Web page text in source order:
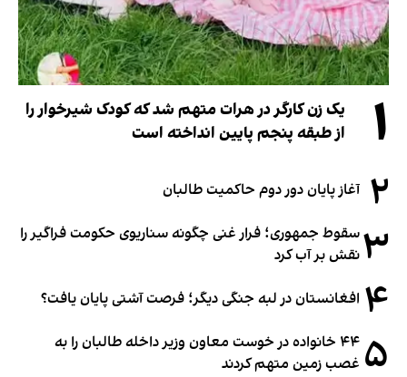
۱
یک زن کارگر در هرات متهم شد که کودک شیرخوار را
از طبقه پنجم پایین انداخته است
۲ آغاز پایان دور دوم حاکمیت طالبان
۳سقوط جمهوری؛ فرار غنی چگونه سناریوی حکومت فراگیر را
نقش بر آب کرد
۴ افغانستان در لبه جنگی دیگر؛ فرصت آشتی پایان یافت؟
۵
۴۴ خانواده در خوست معاون وزیر داخله طالبان را به
غصب زمین متهم کردند